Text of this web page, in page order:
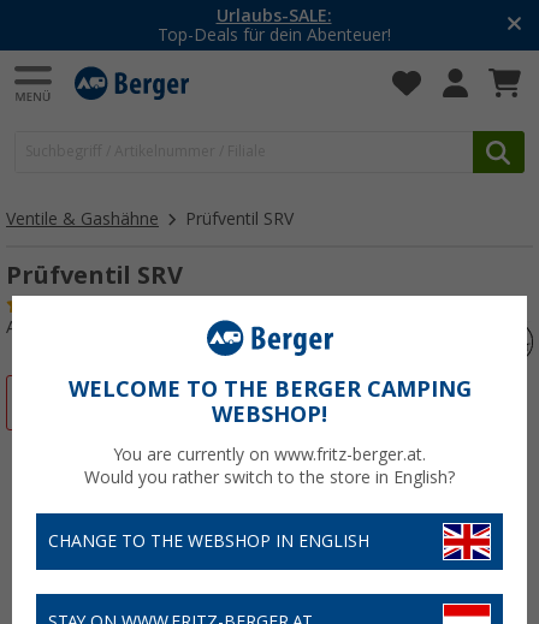
Urlaubs-SALE:
Top-Deals für dein Abenteuer!
Ventile & Gashähne Prüfventil SRV
Prüfventil SRV
Art.-Nr.: 233110
WELCOME TO THE BERGER CAMPING
WEBSHOP!
You are currently on www.fritz-berger.at.
Would you rather switch to the store in English?
CHANGE TO THE WEBSHOP IN ENGLISH